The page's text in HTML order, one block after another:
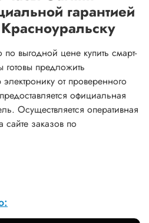
гарантией
выгодной цене купить смарт-
предложить
от проверенного
официальная
Осуществляется оперативная
заказов по